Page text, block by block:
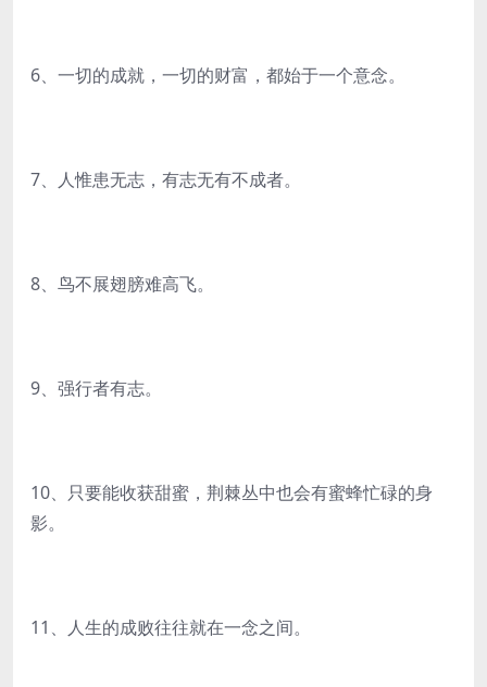
6、一切的成就，一切的财富，都始于一个意念。
7、人惟患无志，有志无有不成者。
8、鸟不展翅膀难高飞。
9、强行者有志。
10、只要能收获甜蜜，荆棘丛中也会有蜜蜂忙碌的身
影。
11、人生的成败往往就在一念之间。